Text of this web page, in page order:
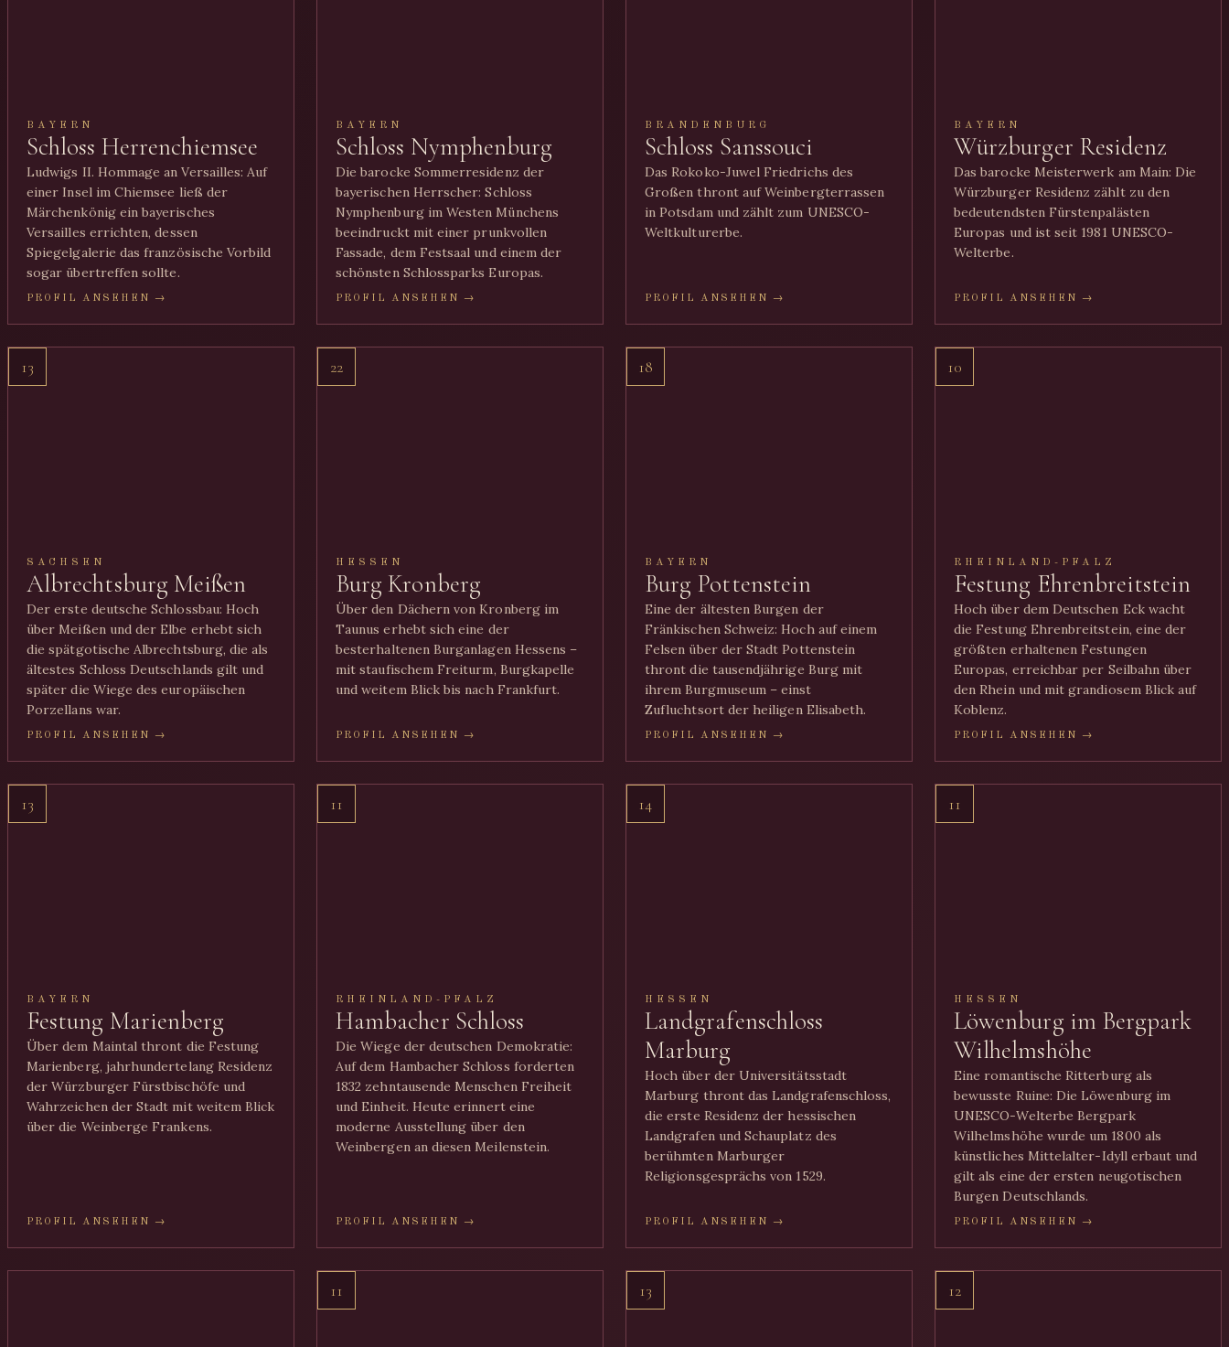
BAYERN
Schloss Herrenchiemsee
Ludwigs II. Hommage an Versailles: Auf
einer Insel im Chiemsee ließ der
Märchenkönig ein bayerisches
Versailles errichten, dessen
Spiegelgalerie das französische Vorbild
sogar übertreffen sollte.
PROFIL ANSEHEN →
BAYERN
Schloss Nymphenburg
Die barocke Sommerresidenz der
bayerischen Herrscher: Schloss
Nymphenburg im Westen Münchens
beeindruckt mit einer prunkvollen
Fassade, dem Festsaal und einem der
schönsten Schlossparks Europas.
PROFIL ANSEHEN →
BRANDENBURG
Schloss Sanssouci
Das Rokoko-Juwel Friedrichs des
Großen thront auf Weinbergterrassen
in Potsdam und zählt zum UNESCO-
Weltkulturerbe.
PROFIL ANSEHEN →
BAYERN
Würzburger Residenz
Das barocke Meisterwerk am Main: Die
Würzburger Residenz zählt zu den
bedeutendsten Fürstenpalästen
Europas und ist seit 1981 UNESCO-
Welterbe.
PROFIL ANSEHEN →
13
SACHSEN
Albrechtsburg Meißen
Der erste deutsche Schlossbau: Hoch
über Meißen und der Elbe erhebt sich
die spätgotische Albrechtsburg, die als
ältestes Schloss Deutschlands gilt und
später die Wiege des europäischen
Porzellans war.
PROFIL ANSEHEN →
22
HESSEN
Burg Kronberg
Über den Dächern von Kronberg im
Taunus erhebt sich eine der
besterhaltenen Burganlagen Hessens –
mit staufischem Freiturm, Burgkapelle
und weitem Blick bis nach Frankfurt.
PROFIL ANSEHEN →
18
BAYERN
Burg Pottenstein
Eine der ältesten Burgen der
Fränkischen Schweiz: Hoch auf einem
Felsen über der Stadt Pottenstein
thront die tausendjährige Burg mit
ihrem Burgmuseum – einst
Zufluchtsort der heiligen Elisabeth.
PROFIL ANSEHEN →
10
RHEINLAND-PFALZ
Festung Ehrenbreitstein
Hoch über dem Deutschen Eck wacht
die Festung Ehrenbreitstein, eine der
größten erhaltenen Festungen
Europas, erreichbar per Seilbahn über
den Rhein und mit grandiosem Blick auf
Koblenz.
PROFIL ANSEHEN →
13
BAYERN
Festung Marienberg
Über dem Maintal thront die Festung
Marienberg, jahrhundertelang Residenz
der Würzburger Fürstbischöfe und
Wahrzeichen der Stadt mit weitem Blick
über die Weinberge Frankens.
PROFIL ANSEHEN →
11
RHEINLAND-PFALZ
Hambacher Schloss
Die Wiege der deutschen Demokratie:
Auf dem Hambacher Schloss forderten
1832 zehntausende Menschen Freiheit
und Einheit. Heute erinnert eine
moderne Ausstellung über den
Weinbergen an diesen Meilenstein.
PROFIL ANSEHEN →
14
HESSEN
Landgrafenschloss
Marburg
Hoch über der Universitätsstadt
Marburg thront das Landgrafenschloss,
die erste Residenz der hessischen
Landgrafen und Schauplatz des
berühmten Marburger
Religionsgesprächs von 1529.
PROFIL ANSEHEN →
11
HESSEN
Löwenburg im Bergpark
Wilhelmshöhe
Eine romantische Ritterburg als
bewusste Ruine: Die Löwenburg im
UNESCO-Welterbe Bergpark
Wilhelmshöhe wurde um 1800 als
künstliches Mittelalter-Idyll erbaut und
gilt als eine der ersten neugotischen
Burgen Deutschlands.
PROFIL ANSEHEN →
11 13 12